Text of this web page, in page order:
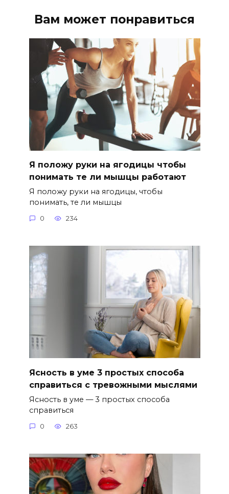
Вам может понравиться
Я положу руки на ягодицы чтобы
понимать те ли мышцы работают
Я положу руки на ягодицы, чтобы
понимать, те ли мышцы
0 234
Ясность в уме 3 простых способа
справиться с тревожными мыслями
Ясность в уме — 3 простых способа
справиться
0 263